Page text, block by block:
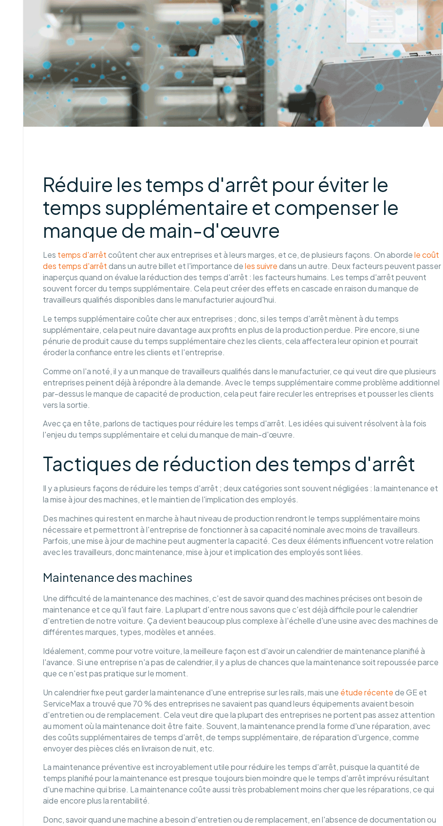
Réduire les temps d'arrêt pour éviter le
temps supplémentaire et compenser le
manque de main-d'œuvre
Les temps d'arrêt coûtent cher aux entreprises et à leurs marges, et ce, de plusieurs façons. On aborde le coût
des temps d'arrêt dans un autre billet et l'importance de les suivre dans un autre. Deux facteurs peuvent passer
inaperçus quand on évalue la réduction des temps d'arrêt : les facteurs humains. Les temps d'arrêt peuvent
souvent forcer du temps supplémentaire. Cela peut créer des effets en cascade en raison du manque de
travailleurs qualifiés disponibles dans le manufacturier aujourd'hui.
Le temps supplémentaire coûte cher aux entreprises ; donc, si les temps d'arrêt mènent à du temps
supplémentaire, cela peut nuire davantage aux profits en plus de la production perdue. Pire encore, si une
pénurie de produit cause du temps supplémentaire chez les clients, cela affectera leur opinion et pourrait
éroder la confiance entre les clients et l'entreprise.
Comme on l'a noté, il y a un manque de travailleurs qualifiés dans le manufacturier, ce qui veut dire que plusieurs
entreprises peinent déjà à répondre à la demande. Avec le temps supplémentaire comme problème additionnel
par-dessus le manque de capacité de production, cela peut faire reculer les entreprises et pousser les clients
vers la sortie.
Avec ça en tête, parlons de tactiques pour réduire les temps d'arrêt. Les idées qui suivent résolvent à la fois
l'enjeu du temps supplémentaire et celui du manque de main-d'œuvre.
Tactiques de réduction des temps d'arrêt
Il y a plusieurs façons de réduire les temps d'arrêt ; deux catégories sont souvent négligées : la maintenance et
la mise à jour des machines, et le maintien de l'implication des employés.
Des machines qui restent en marche à haut niveau de production rendront le temps supplémentaire moins
nécessaire et permettront à l'entreprise de fonctionner à sa capacité nominale avec moins de travailleurs.
Parfois, une mise à jour de machine peut augmenter la capacité. Ces deux éléments influencent votre relation
avec les travailleurs, donc maintenance, mise à jour et implication des employés sont liées.
Maintenance des machines
Une difficulté de la maintenance des machines, c'est de savoir quand des machines précises ont besoin de
maintenance et ce qu'il faut faire. La plupart d'entre nous savons que c'est déjà difficile pour le calendrier
d'entretien de notre voiture. Ça devient beaucoup plus complexe à l'échelle d'une usine avec des machines de
différentes marques, types, modèles et années.
Idéalement, comme pour votre voiture, la meilleure façon est d'avoir un calendrier de maintenance planifié à
l'avance. Si une entreprise n'a pas de calendrier, il y a plus de chances que la maintenance soit repoussée parce
que ce n'est pas pratique sur le moment.
Un calendrier fixe peut garder la maintenance d'une entreprise sur les rails, mais une étude récente de GE et
ServiceMax a trouvé que 70 % des entreprises ne savaient pas quand leurs équipements avaient besoin
d'entretien ou de remplacement. Cela veut dire que la plupart des entreprises ne portent pas assez attention
au moment où la maintenance doit être faite. Souvent, la maintenance prend la forme d'une réparation, avec
des coûts supplémentaires de temps d'arrêt, de temps supplémentaire, de réparation d'urgence, comme
envoyer des pièces clés en livraison de nuit, etc.
La maintenance préventive est incroyablement utile pour réduire les temps d'arrêt, puisque la quantité de
temps planifié pour la maintenance est presque toujours bien moindre que le temps d'arrêt imprévu résultant
d'une machine qui brise. La maintenance coûte aussi très probablement moins cher que les réparations, ce qui
aide encore plus la rentabilité.
Donc, savoir quand une machine a besoin d'entretien ou de remplacement, en l'absence de documentation ou